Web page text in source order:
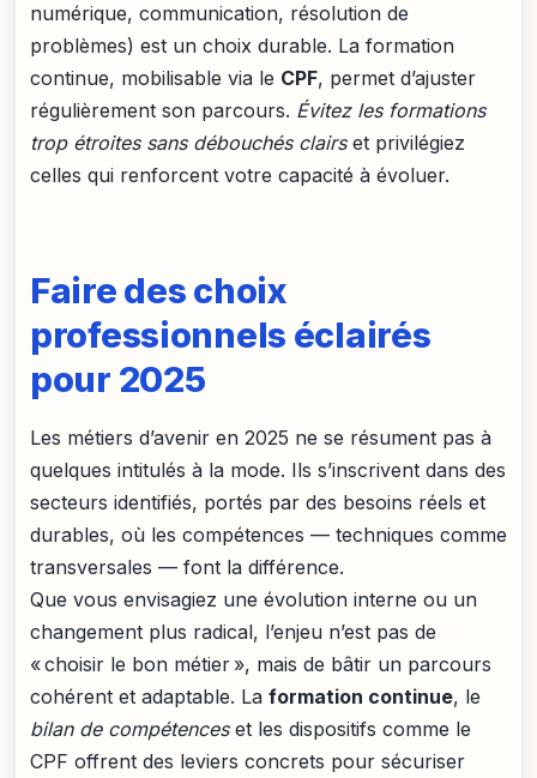
numérique, communication, résolution de
problèmes) est un choix durable. La formation
continue, mobilisable via le CPF, permet d’ajuster
régulièrement son parcours. Évitez les formations
trop étroites sans débouchés clairset privilégiez
celles qui renforcent votre capacité à évoluer.
Faire des choix
professionnels éclairés
pour 2025
Les métiers d’avenir en 2025 ne se résument pas à
quelques intitulés à la mode. Ils s’inscrivent dans des
secteurs identifiés, portés par des besoins réels et
durables, où les compétences — techniques comme
transversales — font la différence.
Que vous envisagiez une évolution interne ou un
changement plus radical, l’enjeu n’est pas de
« choisir le bon métier », mais de bâtir un parcours
cohérent et adaptable. La formation continue, le
bilan de compétenceset les dispositifs comme le
CPF offrent des leviers concrets pour sécuriser